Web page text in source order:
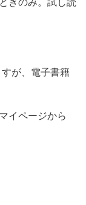
が、電子書籍
マイページから